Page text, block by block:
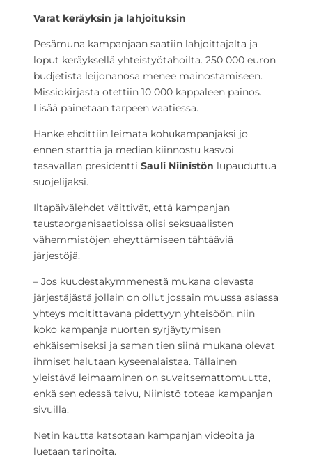
Varat keräyksin ja lahjoituksin
Pesämuna kampanjaan saatiin lahjoittajalta ja
loput keräyksellä yhteistyötahoilta. 250 000 euron
budjetista leijonanosa menee mainostamiseen.
Missiokirjasta otettiin 10 000 kappaleen painos.
Lisää painetaan tarpeen vaatiessa.
Hanke ehdittiin leimata kohukampanjaksi jo
ennen starttia ja median kiinnostu kasvoi
tasavallan presidentti Sauli Niinistön lupauduttua
suojelijaksi.
Iltapäivälehdet väittivät, että kampanjan
taustaorganisaatioissa olisi seksuaalisten
vähemmistöjen eheyttämiseen tähtääviä
järjestöjä.
– Jos kuudestakymmenestä mukana olevasta
järjestäjästä jollain on ollut jossain muussa asiassa
yhteys moitittavana pidettyyn yhteisöön, niin
koko kampanja nuorten syrjäytymisen
ehkäisemiseksi ja saman tien siinä mukana olevat
ihmiset halutaan kyseenalaistaa. Tällainen
yleistävä leimaaminen on suvaitsemattomuutta,
enkä sen edessä taivu, Niinistö toteaa kampanjan
sivuilla.
Netin kautta katsotaan kampanjan videoita ja
luetaan tarinoita.